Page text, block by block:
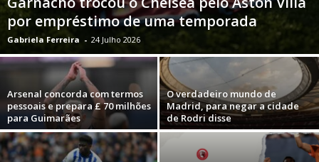
por empréstimo de uma temporada
Gabriela Ferreira - 24 Julho 2026
Arsenal concorda com termos
pessoais e prepara £ 70 milhões
para Guimarães
O verdadeiro mundo de
Madrid, para negar a cidade
de Rodri disse